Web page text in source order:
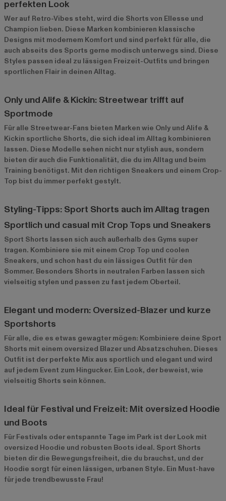
perfekten Look
Wer auf Retro-Vibes steht, wird die Shorts von Ellesse und
Champion lieben. Diese Marken kombinieren klassische
Designs mit modernem Komfort und sind perfekt für alle, die
auch abseits des Sports gerne modisch unterwegs sind. Diese
Styles passen ideal zu lässigen Freizeit-Outfits und bringen
sportlichen Flair in deinen Alltag.
Only und Alife & Kickin: Streetwear trifft auf
Sportmode
Für alle Streetwear-Fans bieten Marken wie Only und Alife &
Kickin sportliche Shorts, die sich ideal im Alltag kombinieren
lassen. Diese Modelle sehen nicht nur stylish aus, sondern
bieten dir auch die Funktionalität, die du im Alltag und beim
Training benötigst. Mit den richtigen Sneakers und einem Crop-
Top bist du immer perfekt gestylt.
Styling-Tipps: Sport Shorts auch im Alltag tragen
Sportlich und casual mit Crop Tops und Sneakers
Sport Shorts lassen sich auch außerhalb des Gyms super
tragen. Kombiniere sie mit einem Crop Top und coolen
Sneakers, und schon hast du ein lässiges Outfit für den
Sommer. Besonders Shorts in neutralen Farben lassen sich
vielseitig stylen und passen zu fast jedem Oberteil.
Elegant und modern: Oversized-Blazer und kurze
Sportshorts
Für alle, die es etwas gewagter mögen: Kombiniere deine Sport
Shorts mit einem oversized Blazer und Absatzschuhen. Dieses
Outfit ist der perfekte Mix aus sportlich und elegant und wird
auf jedem Event zum Hingucker. Ein Look, der beweist, wie
vielseitig Shorts sein können.
Ideal für Festival und Freizeit: Mit oversized Hoodie
und Boots
Für Festivals oder entspannte Tage im Park ist der Look mit
oversized Hoodie und robusten Boots ideal. Sport Shorts
bieten dir die Bewegungsfreiheit, die du brauchst, und der
Hoodie sorgt für einen lässigen, urbanen Style. Ein Must-have
für jede trendbewusste Frau!